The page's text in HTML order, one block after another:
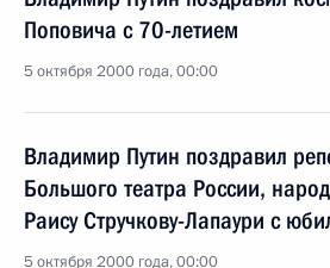
Поповича с 70-летием
5 октября 2000 года, 00:00
Владимир Путин поздравил
Большого театра России,
Раису Стручкову-Лапаури с
5 октября 2000 года, 00:00